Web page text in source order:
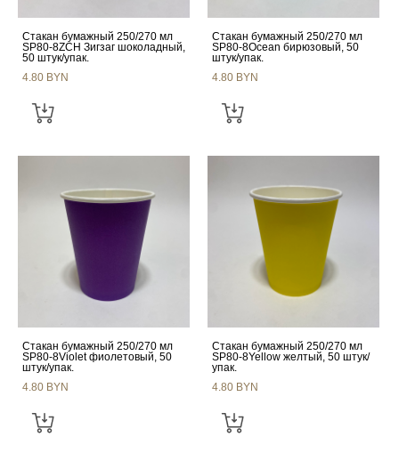
Стакан бумажный 250/270 мл
SP80-8ZCH Зигзаг шоколадный,
50 штук/упак.
4.80 BYN
Стакан бумажный 250/270 мл
SP80-8Ocean бирюзовый, 50
штук/упак.
4.80 BYN
Стакан бумажный 250/270 мл
SP80-8Violet фиолетовый, 50
штук/упак.
4.80 BYN
Стакан бумажный 250/270 мл
SP80-8Yellow желтый, 50 штук/
упак.
4.80 BYN